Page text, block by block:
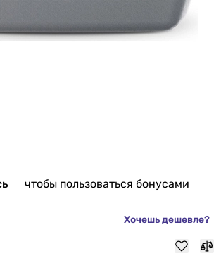
чтобы пользоваться бонусами
Хочешь дешевле?